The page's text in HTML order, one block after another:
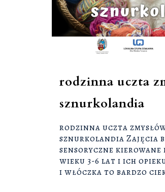
rodzinna uczta
sznurkolandia
rodzinna uczta zmysłów
sznurkolandia Zajęcia
sensoryczne kierowane
wieku 3-6 lat i ich
i włóczka to bardzo